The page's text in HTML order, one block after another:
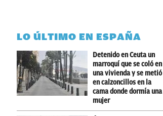
LO ÚLTIMO EN ESPAÑA
Detenido en Ceuta un
marroquí que se coló en
una vivienda y se metió
en calzoncillos en la
cama donde dormía una
mujer